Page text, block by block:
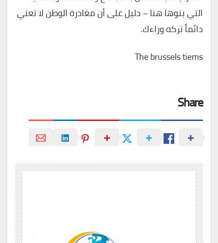
التي بنوها هنا – دليل على أن مغادرة الوطن لا تعني
دائماً تركه وراءك.
The brussels tiems
Share